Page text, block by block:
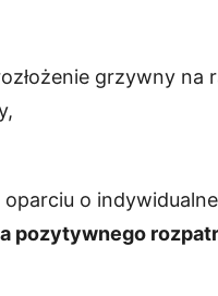
grzywny na
oparciu o
pozytywnego